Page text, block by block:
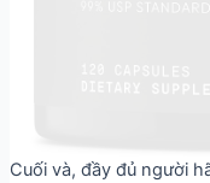
Cuối và, đầy đủ người